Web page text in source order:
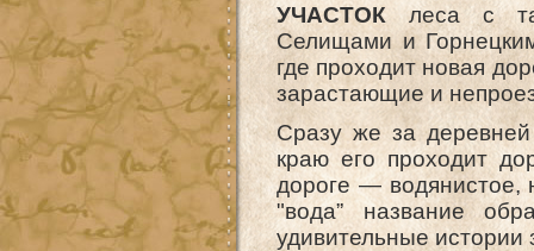
УЧАСТОК леса с
Селищами и
где проходит новая
зарастающие и
Сразу же за
краю его проходит
дороге — водянистое,
"вода” название
удивительные истории